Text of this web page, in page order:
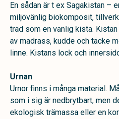
En sådan är t ex Sagakistan –
miljövänlig biokomposit,
träd som en vanlig kista.
av madrass, kudde och täcke
linne. Kistans lock och
Urnan
Urnor finns i många material.
som i sig är nedbrytbart, men
ekologisk trämassa eller en